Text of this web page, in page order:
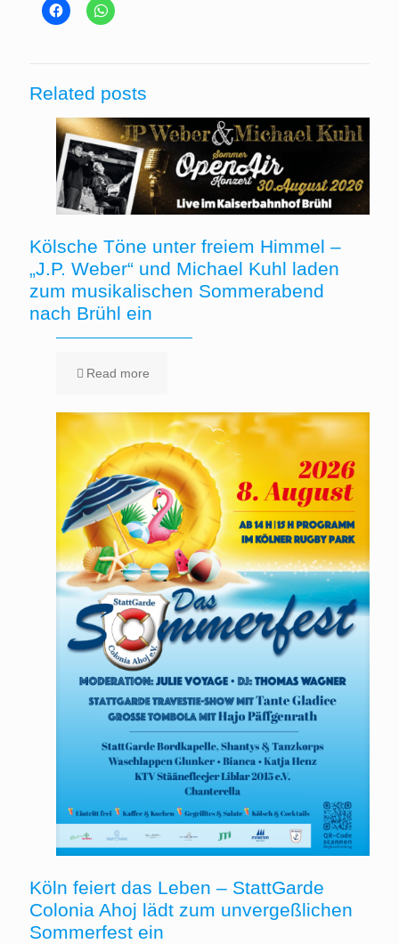
Related posts
Kölsche Töne unter freiem Himmel –
„J.P. Weber“ und Michael Kuhl laden
zum musikalischen Sommerabend
nach Brühl ein
Read more
Köln feiert das Leben – StattGarde
Colonia Ahoj lädt zum unvergeßlichen
Sommerfest ein